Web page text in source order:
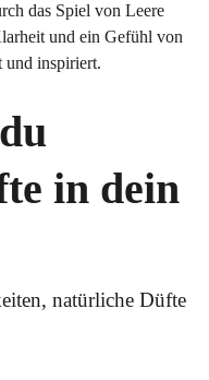
das Spiel von Leere
und ein Gefühl von
und inspiriert.
in dein
natürliche Düfte